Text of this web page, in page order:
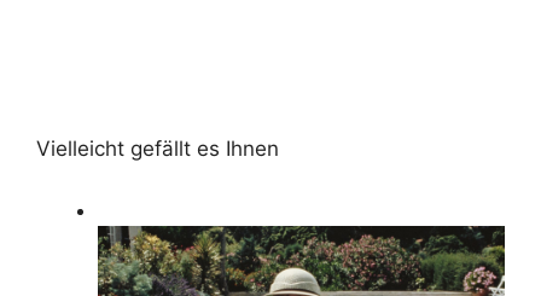
Vielleicht gefällt es Ihnen